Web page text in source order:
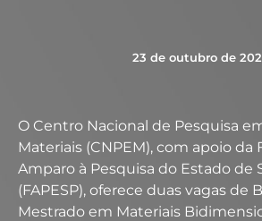
23 de outubro de
O Centro Nacional de Pesquisa
Materiais (CNPEM), com apoio da
Amparo à Pesquisa do Estado de
(FAPESP), oferece duas vagas de
Mestrado em Materiais